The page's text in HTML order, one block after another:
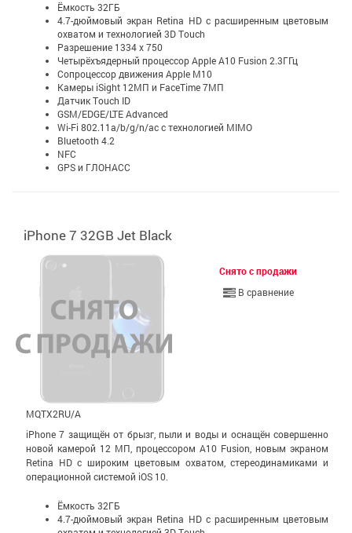
Ёмкость 32ГБ
4.7-дюймовый экран Retina HD c расширенным цветовым
охватом и технологией 3D Touch
Разрешение 1334 x 750
Четырёхъядерный процессор Apple A10 Fusion 2.3ГГц
Сопроцессор движения Apple M10
Камеры iSight 12МП и FaceTime 7МП
Датчик Touch ID
GSM/EDGE/LTE Advanced
Wi-Fi 802.11a/b/g/n/ac с технологией MIMO
Bluetooth 4.2
NFC
GPS и ГЛОНАСС
iPhone 7 32GB Jet Black
Снято с продажи
В сравнение
MQTX2RU/A
iPhone 7 защищён от брызг, пыли и воды и оснащён совершенно
новой камерой 12 МП, процессором A10 Fusion, новым экраном
Retina HD с широким цветовым охватом, стерео­динамиками и
операционной системой iOS 10.
Ёмкость 32ГБ
4.7-дюймовый экран Retina HD c расширенным цветовым